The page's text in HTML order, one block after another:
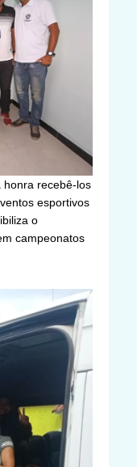
honra recebê-los
esportivos
o
campeonatos